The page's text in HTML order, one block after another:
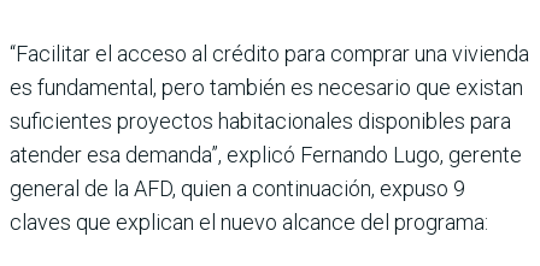
“Facilitar el acceso al crédito para comprar una vivienda
es fundamental, pero también es necesario que existan
suficientes proyectos habitacionales disponibles para
atender esa demanda”, explicó Fernando Lugo, gerente
general de la AFD, quien a continuación, expuso 9
claves que explican el nuevo alcance del programa: